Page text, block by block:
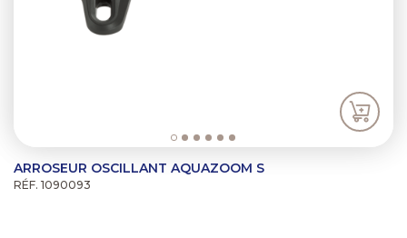
ARROSEUR OSCILLANT AQUAZOOM S
RÉF. 1090093